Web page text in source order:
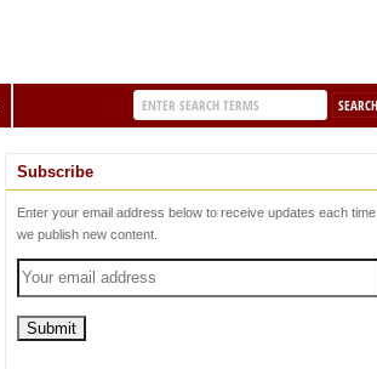
Subscribe
Enter your email address below to receive updates each time
we publish new content.